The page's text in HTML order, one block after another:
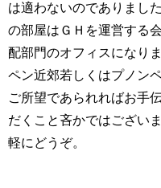
は適わないのでありまし
の部屋はＧＨを運営する
配部門のオフィスになり
ペン近郊若しくはプノン
ご所望であられればお手
だくこと吝かではござい
軽にどうぞ。